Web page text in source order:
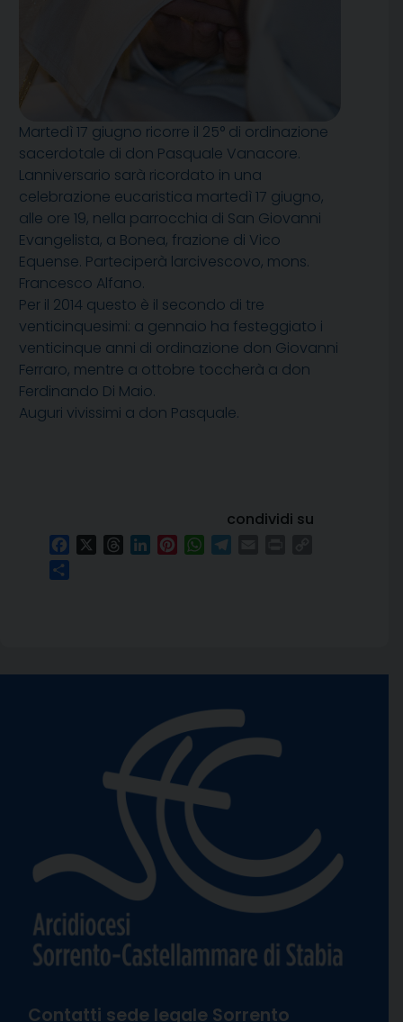
Martedì 17 giugno ricorre il 25° di ordinazione
sacerdotale di don Pasquale Vanacore.
Lanniversario sarà ricordato in una
celebrazione eucaristica martedì 17 giugno,
alle ore 19, nella parrocchia di San Giovanni
Evangelista, a Bonea, frazione di Vico
Equense. Parteciperà larcivescovo, mons.
Francesco Alfano.
Per il 2014 questo è il secondo di tre
venticinquesimi: a gennaio ha festeggiato i
venticinque anni di ordinazione don Giovanni
Ferraro, mentre a ottobre toccherà a don
Ferdinando Di Maio.
Auguri vivissimi a don Pasquale.
condividi su
FacebookThreadsLinkedInPinterestWhatsApp
Contatti sede legale Sorrento